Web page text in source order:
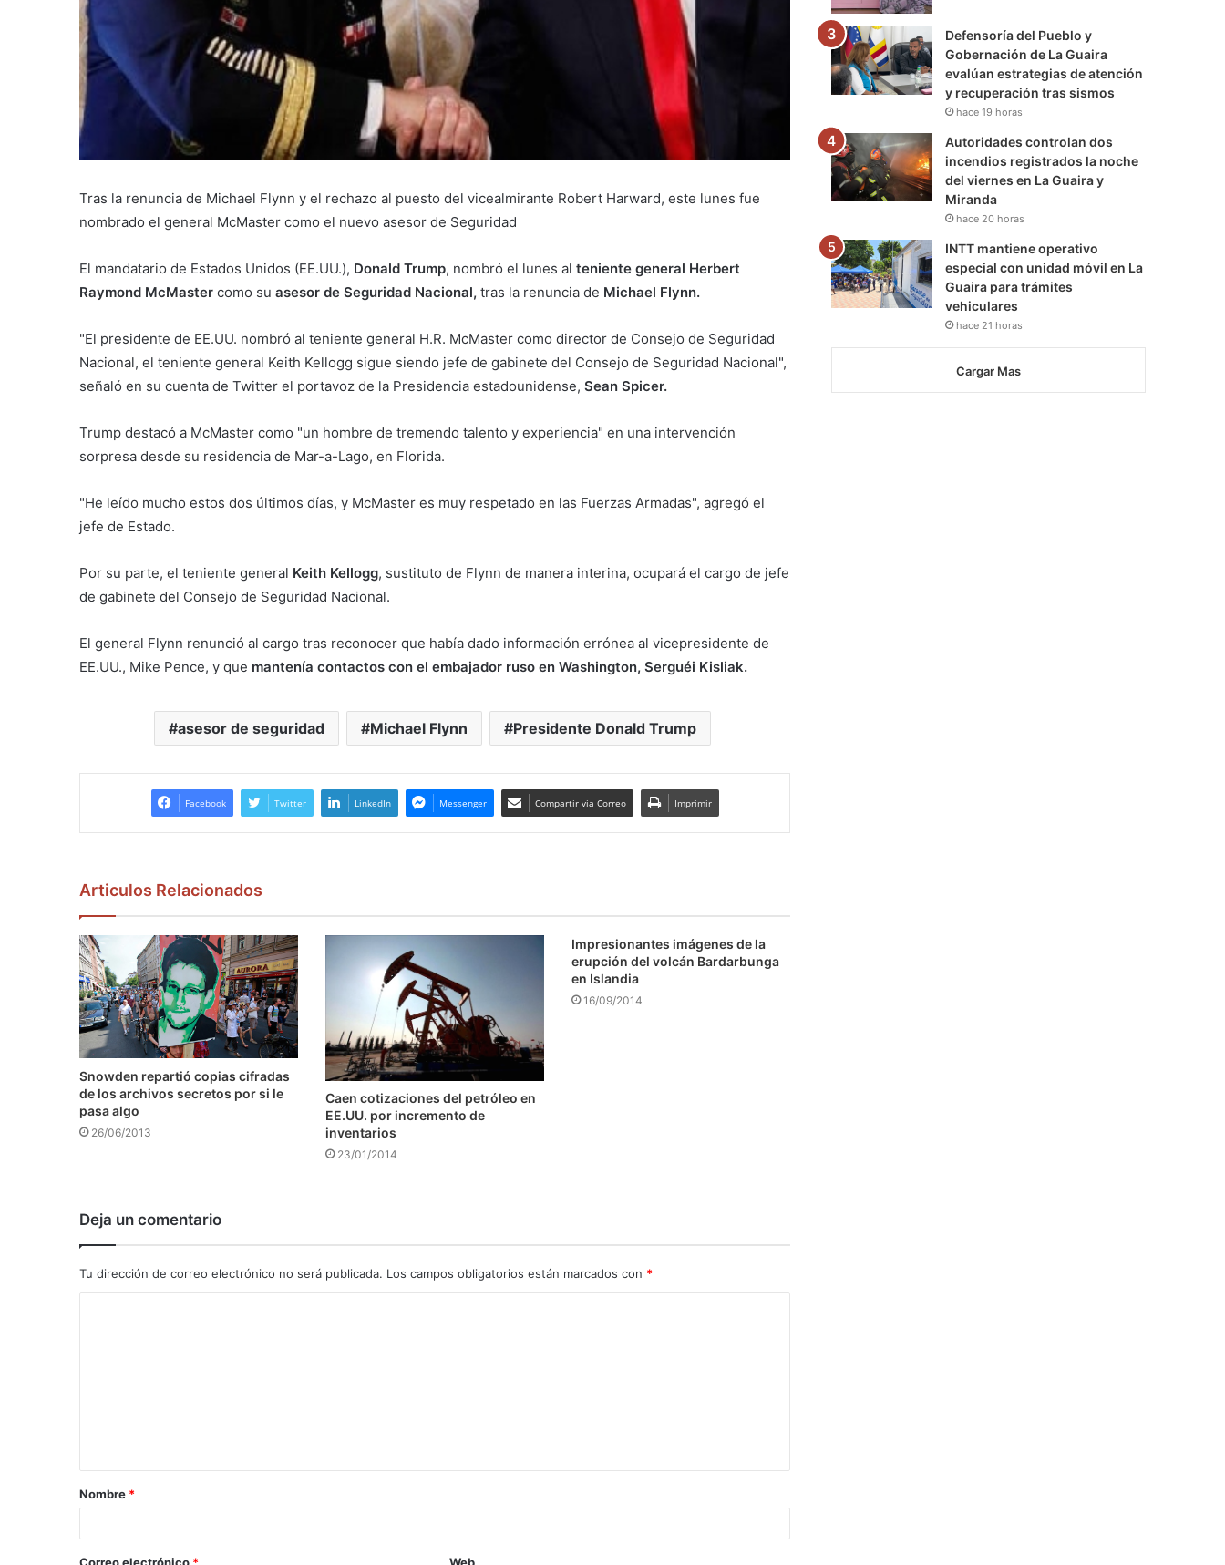
Tras la renuncia de Michael Flynn y el rechazo al puesto del vicealmirante Robert Harward, este lunes fue
nombrado el general McMaster como el nuevo asesor de Seguridad
El mandatario de Estados Unidos (EE.UU.), Donald Trump, nombró el lunes al teniente general Herbert
Raymond McMaster como su asesor de Seguridad Nacional, tras la renuncia de Michael Flynn.
"El presidente de EE.UU. nombró al teniente general H.R. McMaster como director de Consejo de Seguridad
Nacional, el teniente general Keith Kellogg sigue siendo jefe de gabinete del Consejo de Seguridad Nacional",
señaló en su cuenta de Twitter el portavoz de la Presidencia estadounidense, Sean Spicer.
Trump destacó a McMaster como "un hombre de tremendo talento y experiencia" en una intervención
sorpresa desde su residencia de Mar-a-Lago, en Florida.
"He leído mucho estos dos últimos días, y McMaster es muy respetado en las Fuerzas Armadas", agregó el
jefe de Estado.
Por su parte, el teniente general Keith Kellogg, sustituto de Flynn de manera interina, ocupará el cargo de jefe
de gabinete del Consejo de Seguridad Nacional.
El general Flynn renunció al cargo tras reconocer que había dado información errónea al vicepresidente de
EE.UU., Mike Pence, y que mantenía contactos con el embajador ruso en Washington, Serguéi Kisliak.
asesor de seguridad Michael Flynn Presidente Donald Trump
Facebook Twitter LinkedIn Messenger Compartir via Correo Imprimir
Articulos Relacionados
Snowden repartió copias cifradas
de los archivos secretos por si le
pasa algo
26/06/2013
Caen cotizaciones del petróleo en
EE.UU. por incremento de
inventarios
23/01/2014
Impresionantes imágenes de la
erupción del volcán Bardarbunga
en Islandia
16/09/2014
Deja un comentario
Tu dirección de correo electrónico no será publicada. Los campos obligatorios están marcados con *
a
r
Nombre *
Defensoría del Pueblo y
Gobernación de La Guaira
evalúan estrategias de atención
y recuperación tras sismos
hace 19 horas
Autoridades controlan dos
incendios registrados la noche
del viernes en La Guaira y
Miranda
hace 20 horas
INTT mantiene operativo
especial con unidad móvil en La
Guaira para trámites
vehiculares
hace 21 horas
Cargar Mas